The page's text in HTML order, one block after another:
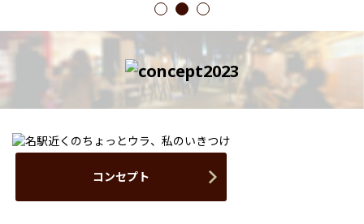
1 2 3
コンセプト